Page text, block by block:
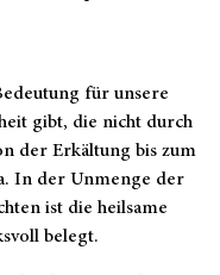
für unsere
gibt, die nicht durch
der Erkältung bis zum
In der Unmenge der
ist die heilsame
belegt.